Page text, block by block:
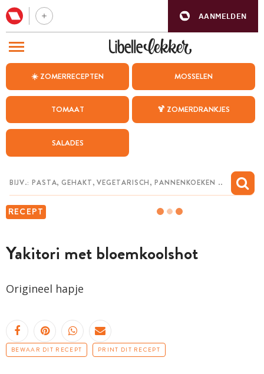
AANMELDEN
☀️ ZOMERRECEPTEN MOSSELEN
TOMAAT 🍹 ZOMERDRANKJES
SALADES
RECEPT
Yakitori met bloemkoolshot
Origineel hapje
BEWAAR DIT RECEPT PRINT DIT RECEPT
BEZOEK ONZE ANDERE WEBSITES
WEEKMENU
CHAT MET MAIA
MIJN BEWAARDE RECEPTEN